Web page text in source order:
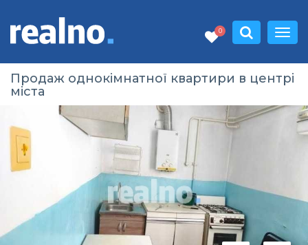
0
Продаж однокімнатної квартири в центрі
міста